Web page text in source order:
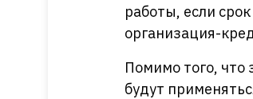
работы, если
организация-
Помимо того, что
будут